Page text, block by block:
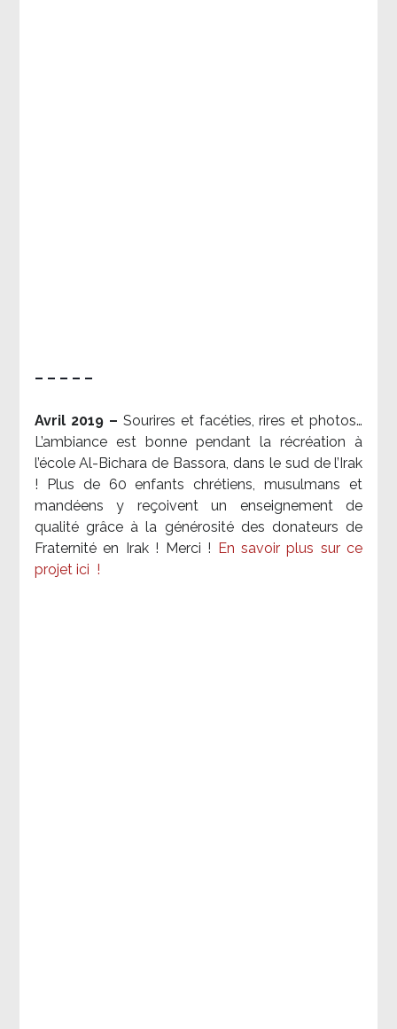
– – – – –
Avril 2019 – Sourires et facéties, rires et photos…
L’ambiance est bonne pendant la récréation à
l’école Al-Bichara de Bassora, dans le sud de l’Irak
! Plus de 60 enfants chrétiens, musulmans et
mandéens y reçoivent un enseignement de
qualité grâce à la générosité des donateurs de
Fraternité en Irak ! Merci !
En savoir plus sur ce
projet ici !